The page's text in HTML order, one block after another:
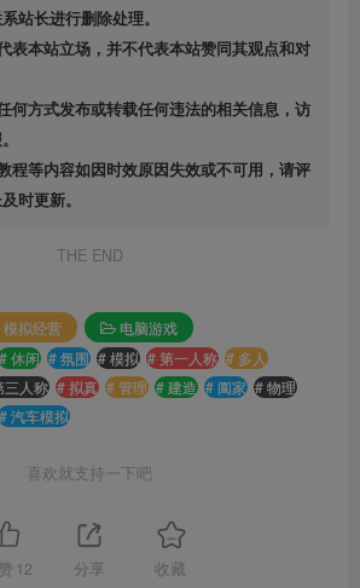
站长进行删除处理。
表本站立场，并不代表本站赞同其观点和对
何方式发布或转载任何违法的相关信息，访
程等内容如因时效原因失效或不可用，请评
时更新。
THE END
模拟经营
电脑游戏
# 休闲 # 氛围 # 模拟 # 第一人称 # 多人
三人称 # 拟真 # 管理 # 建造 # 阖家 # 物理
# 汽车模拟
喜欢就支持一下吧
12 分享 收藏